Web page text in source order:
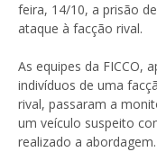
feira, 14/10, a prisão
ataque à facção rival.
As equipes da FICCO,
indivíduos de uma
rival, passaram a
um veículo suspeito
realizado a abordagem.